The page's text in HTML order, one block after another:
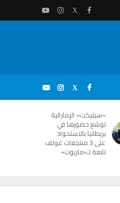
«سيليكت» الإماراتية
توسّع حضورها في
بريطانيا بالاستحواذ
على 3 منتجعات غولف
تابعة لـ«ماريوت»